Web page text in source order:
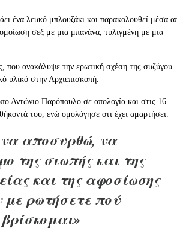
ένα λευκό μπλουζάκι και παρακολουθεί μέσα
σεξ με μια μπανάνα, τυλιγμένη με μια
που ανακάλυψε την ερωτική σχέση της συζύγου
υλικό στην Αρχιεπισκοπή.
Αντώνιο Παρόπουλο σε απολογία και στις 16
του, ενώ ομολόγησε ότι έχει αμαρτήσει.
αποσυρθώ, να
της σιωπής και της
και της αφοσίωσης
ρωτήσετε πού